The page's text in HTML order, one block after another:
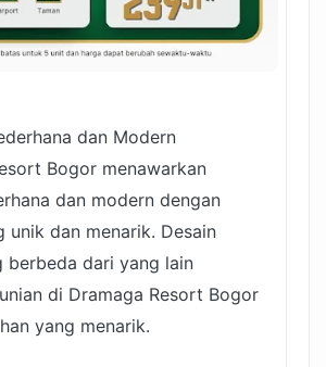
dan Modern
Bogor menawarkan
dan modern dengan
unik dan menarik. Desain
berbeda dari yang lain
di Dramaga Resort Bogor
yang menarik.